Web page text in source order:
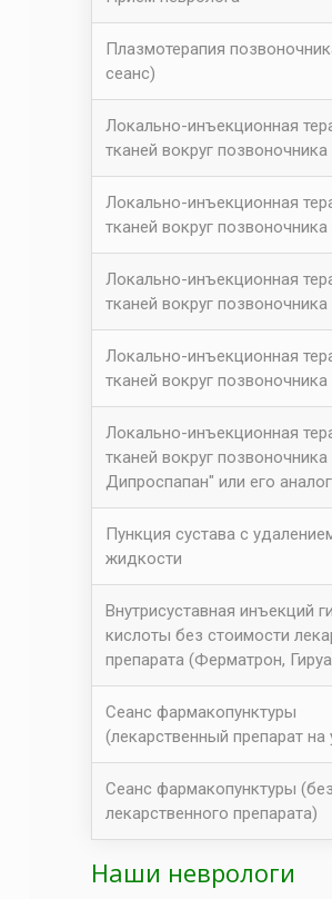
Плазмотерапия
сеанс)
Локально-инъекционная
тканей вокруг
Локально-инъекционная
тканей вокруг
Локально-инъекционная
тканей вокруг
Локально-инъекционная
тканей вокруг
Локально-инъекционная
тканей вокруг
Дипроспапан" или его
Пункция сустава с
жидкости
Внутрисуставная инъекций
кислоты без стоимости
препарата (Ферматрон,
Сеанс фармакопунктуры
(лекарственный препарат на
Сеанс фармакопунктуры
лекарственного препарата)
Наши неврологи